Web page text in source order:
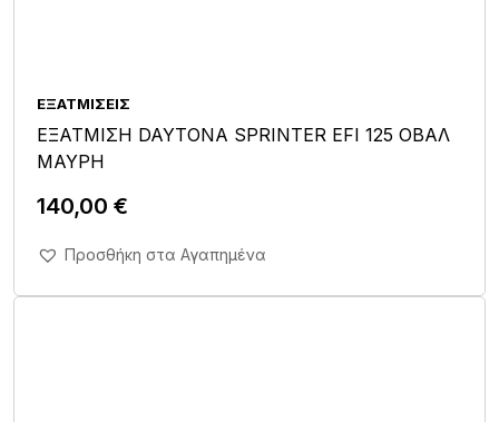
ΕΞΑΤΜΊΣΕΙΣ
ΕΞΑΤΜΙΣΗ DAYTONA SPRINTER EFI 125 ΟΒΑΛ
ΜΑΥΡΗ
140,00 €
Άμεση Αγορά Σε 1'
Προσθήκη στα Αγαπημένα